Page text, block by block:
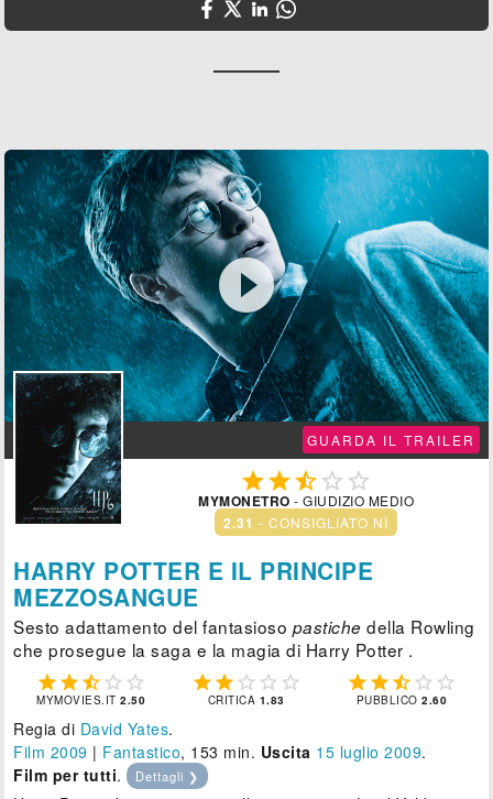

GUARDA IL TRAILER
  
MYMONETRO - GIUDIZIO MEDIO
2.31 - CONSIGLIATO NÌ
HARRY POTTER E IL PRINCIPE
MEZZOSANGUE
Sesto adattamento del fantasioso pastiche della Rowling
che prosegue la saga e la magia di Harry Potter .
    
MYMOVIES.IT2.50
    
CRITICA 1.83
    
PUBBLICO2.60
Regia di David Yates.
Film 2009 | Fantastico, 153 min. Uscita 15 luglio 2009.
Film per tutti. Dettagli ❯